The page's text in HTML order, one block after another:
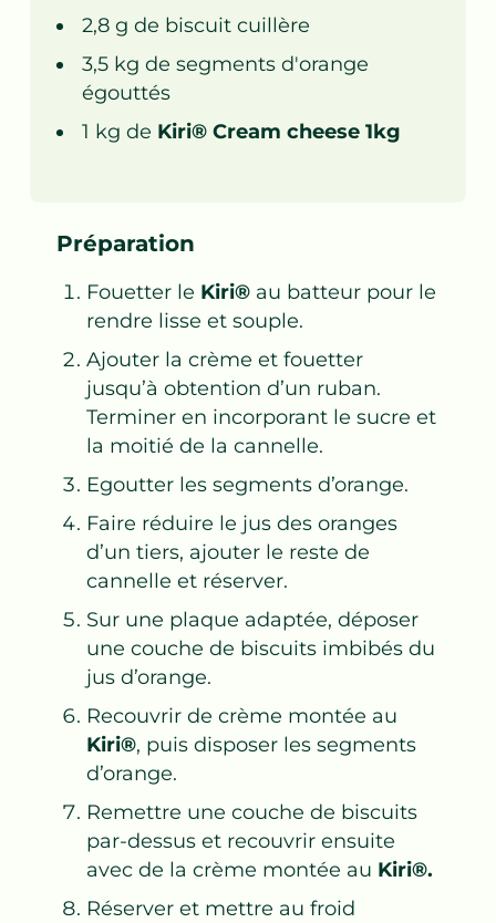
2,8 g de biscuit cuillère
3,5 kg desegments d'orange
égouttés
1 kg de Kiri® Cream cheese 1kg
Préparation
Fouetter le Kiri®au batteur pour le
rendre lisse et souple.
Ajouter la crème et fouetter
jusqu’à obtention d’un ruban.
Terminer en incorporant le sucre et
la moitié de la cannelle.
Egoutter les segments d’orange.
Faire réduire le jus des oranges
d’un tiers, ajouter le reste de
cannelle et réserver.
Sur une plaque adaptée, déposer
une couche de biscuits imbibés du
jus d’orange.
Recouvrir de crème montée au
Kiri®, puis disposer les segments
d’orange.
Remettre une couche de biscuits
par-dessus et recouvrir ensuite
avec de la crème montée au Kiri®.
Réserver et mettre au froid